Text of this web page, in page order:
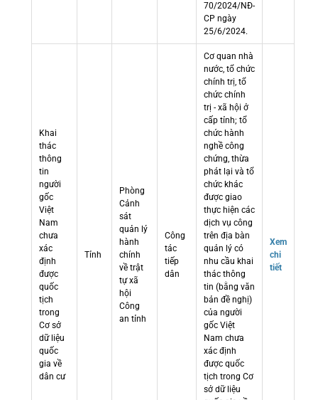
70/2024/NĐ-
CP ngày
25/6/2024.
Khai
thác
thông
tin
người
gốc
Việt
Nam
chưa
xác
định
được
quốc
tịch
trong
Cơ sở
dữ liệu
quốc
gia về
dân cư
Tỉnh
Phòng
Cảnh
sát
quản lý
hành
chính
về trật
tự xã
hội
Công
an tỉnh
Công
tác
tiếp
dân
Cơ quan nhà
nước, tổ chức
chính trị, tổ
chức chính
trị - xã hội ở
cấp tỉnh; tổ
chức hành
nghề công
chứng, thừa
phát lại và tổ
chức khác
được giao
thực hiện các
dịch vụ công
trên địa bàn
quản lý có
nhu cầu khai
thác thông
tin (bằng văn
bản đề nghị)
của người
gốc Việt
Nam chưa
xác định
được quốc
tịch trong Cơ
sở dữ liệu
Xem
chi
tiết